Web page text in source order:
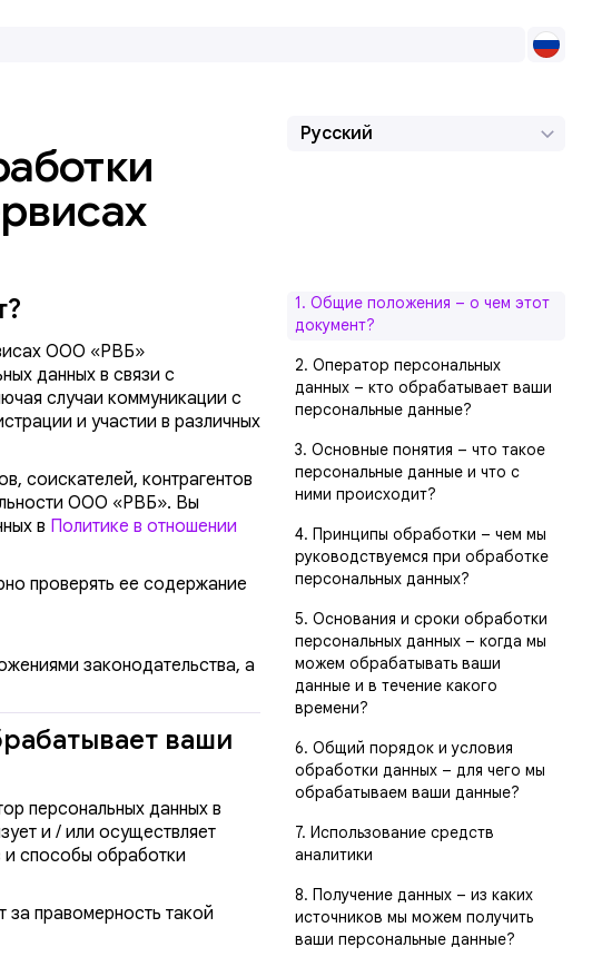
ООО «РВБ»
данных в связи с
случаи коммуникации с
и участии в различных
соискателей, контрагентов
ООО «РВБ». Вы
в Политике в отношении
проверять ее содержание
законодательства, а
ваши
персональных данных в
и / или осуществляет
и способы обработки
правомерность такой
Русский
1. Общие положения – о чем этот
документ?
2. Оператор персональных
данных – кто обрабатывает ваши
персональные данные?
3. Основные понятия – что такое
персональные данные и что с
ними происходит?
4. Принципы обработки – чем мы
руководствуемся при обработке
персональных данных?
5. Основания и сроки обработки
персональных данных – когда мы
можем обрабатывать ваши
данные и в течение какого
времени?
6. Общий порядок и условия
обработки данных – для чего мы
обрабатываем ваши данные?
7. Использование средств
аналитики
8. Получение данных – из каких
источников мы можем получить
ваши персональные данные?